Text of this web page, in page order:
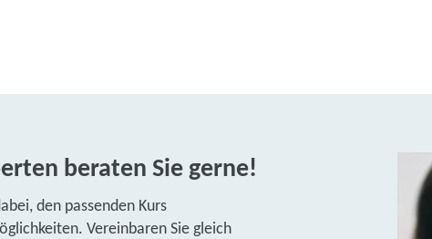
beraten Sie gerne!
den passenden Kurs
Vereinbaren Sie gleich